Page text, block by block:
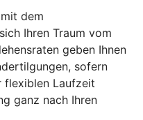
dem
Ihren Traum vom
geben Ihnen
sofern
flexiblen Laufzeit
ganz nach Ihren